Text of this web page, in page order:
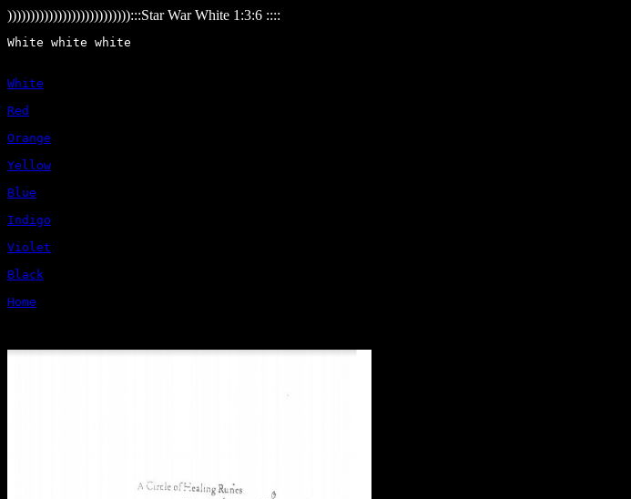
))))))))))))))))))))))))))):::Star War White 1:3:6 ::::
White
Red
Orange
Yellow
Blue
Indigo
Violet
Black
Home